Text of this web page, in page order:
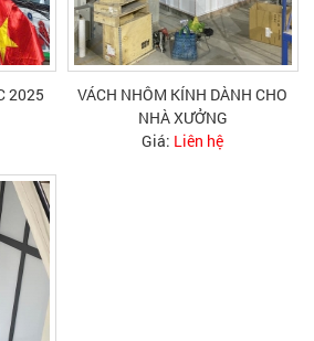
2025
VÁCH NHÔM KÍNH DÀNH CHO
NHÀ XƯỞNG
Giá: Liên hệ